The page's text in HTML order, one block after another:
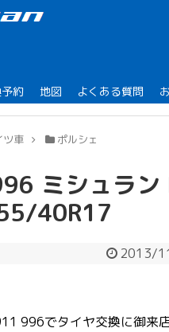
約 地図 よくある質問
ツ車 ポルシェ
ミシュラ
40R17
2013/
996でタイヤ交換に御来店